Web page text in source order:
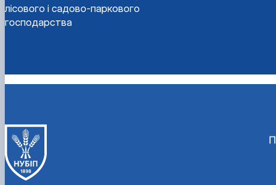
лісового і садово-паркового
господарства